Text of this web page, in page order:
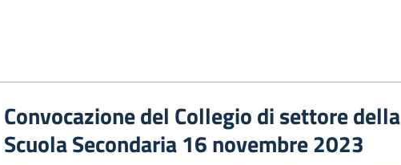
Convocazione del Collegio di settore della
Scuola Secondaria 16 novembre 2023